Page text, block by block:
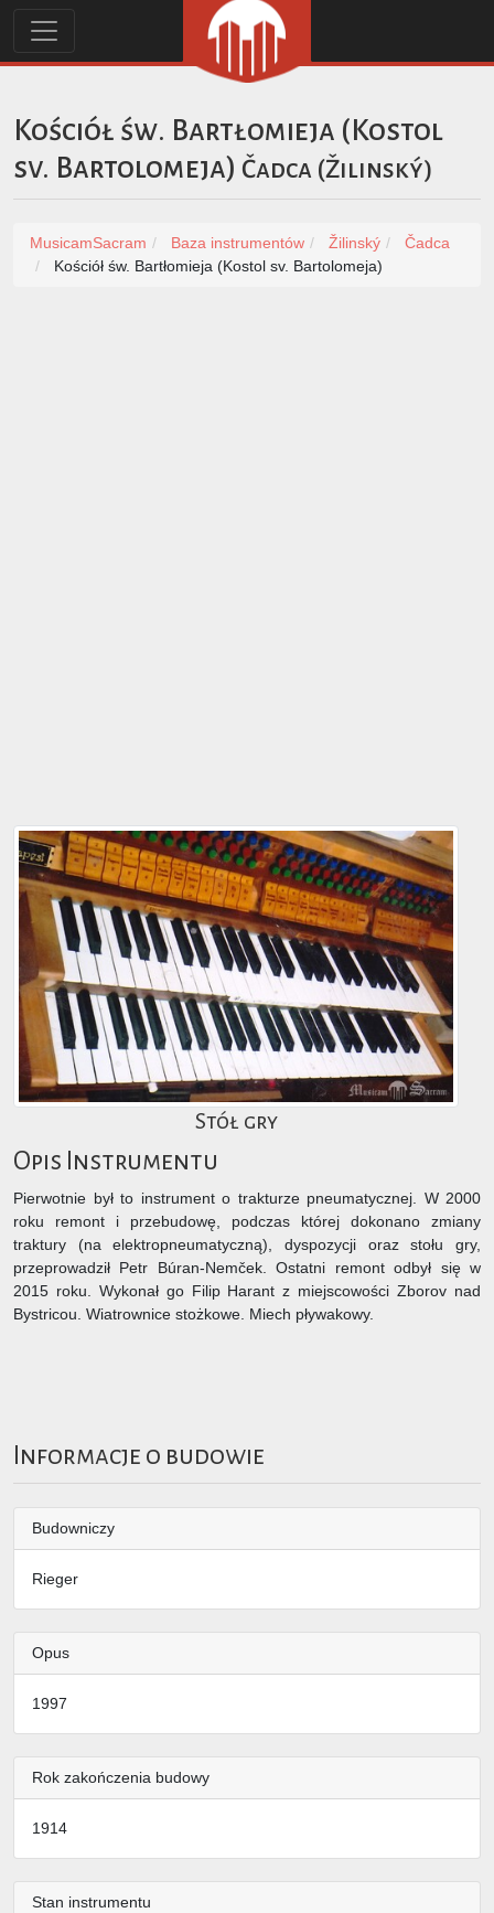
Kościół św. Bartłomieja (Kostol
sv. Bartolomeja) Čadca (Žilinský)
MusicamSacram Baza instrumentów Žilinský
Čadca
Kościół św. Bartłomieja (Kostol sv. Bartolomeja)
Stół gry
Opis Instrumentu
Pierwotnie był to instrument o trakturze pneumatycznej. W 2000
roku remont i przebudowę, podczas której dokonano zmiany
traktury (na elektropneumatyczną), dyspozycji oraz stołu gry,
przeprowadził Petr Búran-Nemček. Ostatni remont odbył się w
2015 roku. Wykonał go Filip Harant z miejscowości Zborov nad
Bystricou. Wiatrownice stożkowe. Miech pływakowy.
Informacje o budowie
Budowniczy
Rieger
Opus
1997
Rok zakończenia budowy
1914
Stan instrumentu